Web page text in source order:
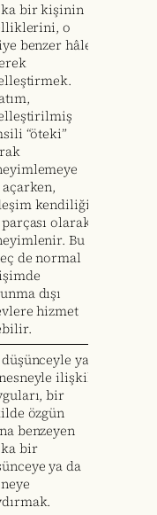
bir kişinin
o
benzer hâle
“öteki”
kendiliğin
olarak
Bu
de normal
dışı
hizmet
ya
ilişkili
bir
özgün
benzeyen
bir
ya da